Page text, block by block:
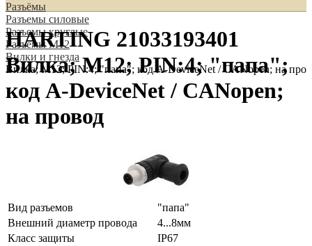
Разъёмы
Разъeмы силовые
Разъeмы круглые
Разъeмы M12
Вилки и гнезда
Вилка; M12; PIN:4; "папа"; код A-DeviceNet / CANopen; на
HARTING 21033193401
Вилка; M12; PIN:4; "папа";
код A-DeviceNet / CANopen;
на провод
Вид разъемов
"папа"
Внешний диаметр провода
4...8мм
Класс защиты
IP67